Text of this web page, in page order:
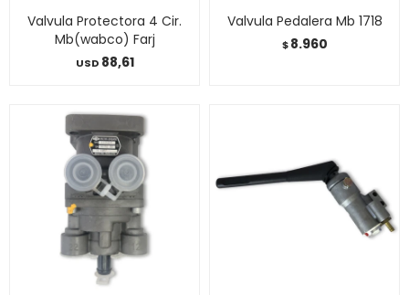
Valvula Protectora 4 Cir.
Mb(wabco) Farj
USD 88,61
Valvula Pedalera Mb 1718
$ 8.960